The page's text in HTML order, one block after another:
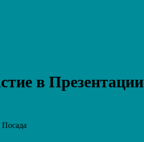
в Презентации